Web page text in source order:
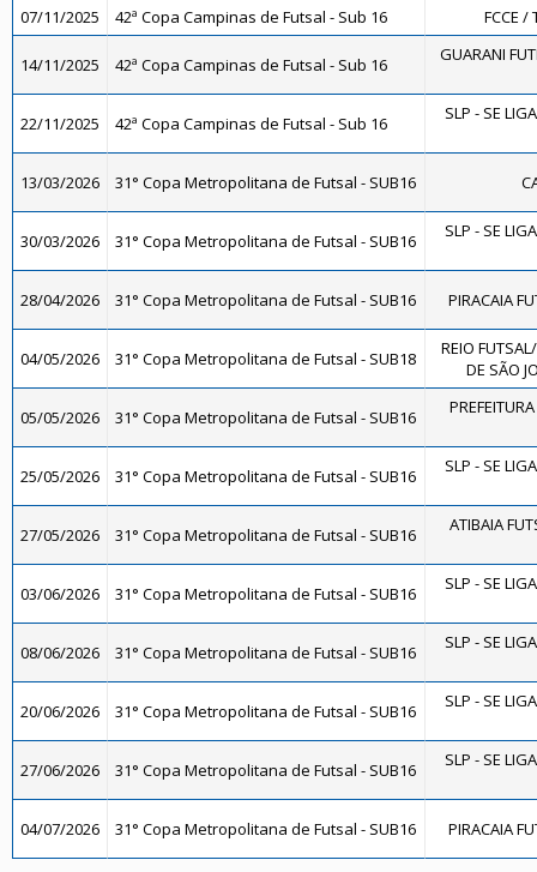
07/11/2025 42ª Copa Campinas de Futsal - Sub 16 FCCE /
14/11/2025 42ª Copa Campinas de Futsal - Sub 16 GUARANI
22/11/2025 42ª Copa Campinas de Futsal - Sub 16 SLP - SE
13/03/2026 31° Copa Metropolitana de Futsal - SUB16
30/03/2026 31° Copa Metropolitana de Futsal - SUB16 SLP - SE
28/04/2026 31° Copa Metropolitana de Futsal - SUB16 PIRACAIA
04/05/2026 31° Copa Metropolitana de Futsal - SUB18
REIO
DE SÃO
05/05/2026 31° Copa Metropolitana de Futsal - SUB16
25/05/2026 31° Copa Metropolitana de Futsal - SUB16 SLP - SE
27/05/2026 31° Copa Metropolitana de Futsal - SUB16 ATIBAIA
03/06/2026 31° Copa Metropolitana de Futsal - SUB16 SLP - SE
08/06/2026 31° Copa Metropolitana de Futsal - SUB16 SLP - SE
20/06/2026 31° Copa Metropolitana de Futsal - SUB16 SLP - SE
27/06/2026 31° Copa Metropolitana de Futsal - SUB16 SLP - SE
04/07/2026 31° Copa Metropolitana de Futsal - SUB16 PIRACAIA